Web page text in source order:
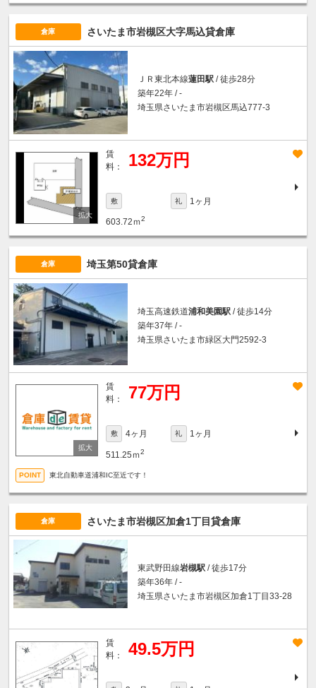
倉庫 さいたま市岩槻区大字馬込貸倉庫
ＪＲ東北本線蓮田駅 / 徒歩28分
築年22年 / -
埼玉県さいたま市岩槻区馬込777-3
賃
料：
132万円
敷 礼 1ヶ月
603.72ｍ2
倉庫 埼玉第50貸倉庫
埼玉高速鉄道浦和美園駅 / 徒歩14分
築年37年 / -
埼玉県さいたま市緑区大門2592-3
賃
料：
77万円
敷 4ヶ月 礼 1ヶ月
511.25ｍ2
東北自動車道浦和IC至近です！
倉庫 さいたま市岩槻区加倉1丁目貸倉庫
東武野田線岩槻駅 / 徒歩17分
築年36年 / -
埼玉県さいたま市岩槻区加倉1丁目33-28
賃
料：
49.5万円